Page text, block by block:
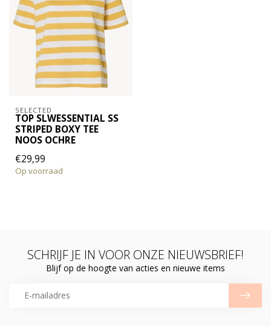
SELECTED
TOP SLWESSENTIAL SS
STRIPED BOXY TEE
NOOS OCHRE
€29,99
Op voorraad
SCHRIJF JE IN VOOR ONZE NIEUWSBRIEF!
Blijf op de hoogte van acties en nieuwe items